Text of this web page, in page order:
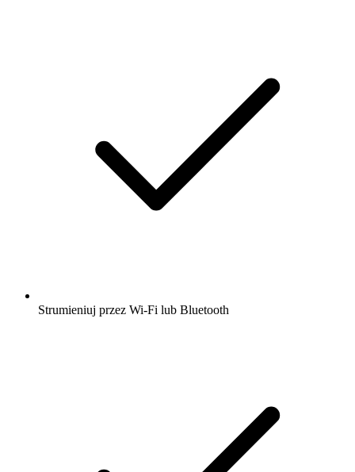
Strumieniuj przez Wi-Fi lub Bluetooth